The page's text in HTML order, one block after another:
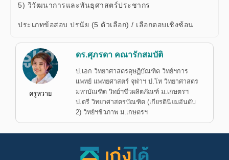
5) วิวัฒนาการและพันธุศาสตร์ประชากร
ประเภทข้อสอบ ปรนัย (5 ตัวเลือก) / เลือกตอบเชิงซ้อน
ครูหวาย
ดร.ศุภรดา คณารักสมบัติ
ป.เอก วิทยาศาสตรดุษฏีบัณฑิต วิทย์ฯการ
แพทย์ แพทยศาสตร์ จุฬาฯ ป.โท วิทยาศาสตร
มหาบัณฑิต วิทย์ฯชีวผลิตภัณฑ์ ม.เกษตรฯ
ป.ตรี วิทยาศาสตรบัณฑิต (เกียรตินิยมอันดับ
2) วิทย์ฯชีวภาพ ม.เกษตรฯ